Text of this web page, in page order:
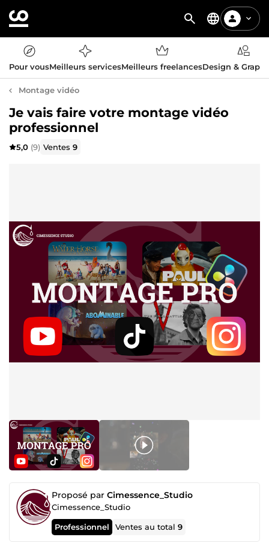
Pour vousMeilleurs servicesMeilleurs freelancesDesign &
Montage vidéo
Je vais faire votre montage vidéo
professionnel
5,0 (9) Ventes9
Proposé par Cimessence_Studio
Cimessence_Studio
Professionnel Ventes au total9